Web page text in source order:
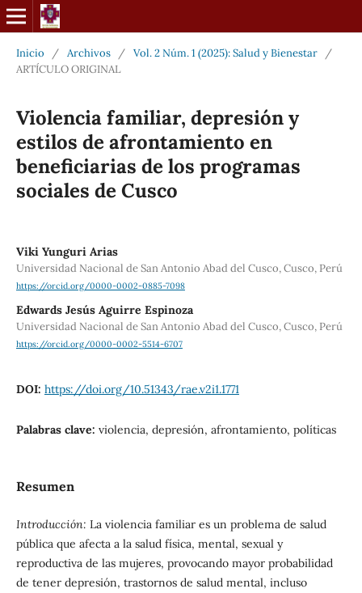
Inicio / Archivos / Vol. 2 Núm. 1 (2025): Salud y Bienestar
/
ARTÍCULO ORIGINAL
Violencia familiar, depresión y
estilos de afrontamiento en
beneficiarias de los programas
sociales de Cusco
Viki Yunguri Arias
Universidad Nacional de San Antonio Abad del Cusco, Cusco, Perú
https://orcid.org/0000-0002-0885-7098
Edwards Jesús Aguirre Espinoza
Universidad Nacional de San Antonio Abad del Cusco, Cusco, Perú
https://orcid.org/0000-0002-5514-6707
DOI: https://doi.org/10.51343/rae.v2i1.1771
Palabras clave: violencia, depresión, afrontamiento, políticas
Resumen
Introducción: La violencia familiar es un problema de salud
pública que afecta a la salud física, mental, sexual y
reproductiva de las mujeres, provocando mayor probabilidad
de tener depresión, trastornos de salud mental, incluso